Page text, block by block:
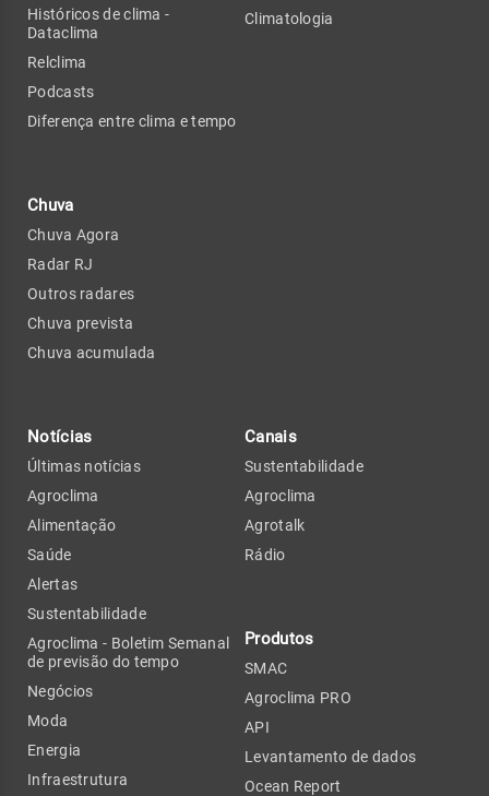
Históricos de clima -
Dataclima
Relclima
Podcasts
Diferença entre clima e tempo
Chuva
Chuva Agora
Radar RJ
Outros radares
Chuva prevista
Chuva acumulada
Climatologia
Notícias
Últimas notícias
Agroclima
Alimentação
Saúde
Alertas
Sustentabilidade
Agroclima - Boletim Semanal
de previsão do tempo
Negócios
Moda
Energia
Infraestrutura
Canais
Sustentabilidade
Agroclima
Agrotalk
Rádio
Produtos
SMAC
Agroclima PRO
API
Levantamento de dados
Ocean Report